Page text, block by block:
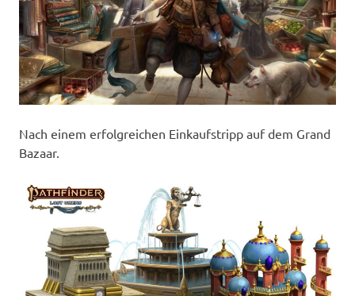
Nach einem erfolgreichen Einkaufstripp auf dem Grand
Bazaar.